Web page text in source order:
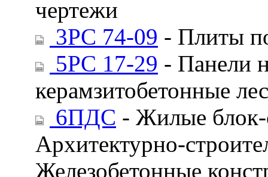
чертежи
3РС 74-09 - Плиты
5РС 17-29 - Панели
керамзитобетонные
6ПДС - Жилые
Архитектурно-
Железобетонные